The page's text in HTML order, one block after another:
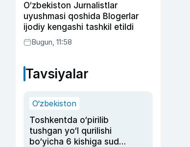
O‘zbekiston Jurnalistlar
uyushmasi qoshida Blogerlar
ijodiy kengashi tashkil etildi
Bugun, 11:58
Tavsiyalar
O‘zbekiston
Toshkentda o‘pirilib
tushgan yo‘l qurilishi
bo‘yicha 6 kishiga sud